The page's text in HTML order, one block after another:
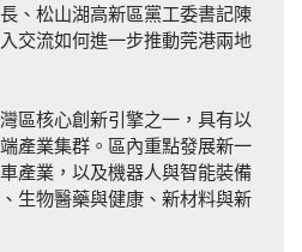
、松山湖高新區黨工委書記陳
交流如何進一步推動莞港兩地
區核心創新引擎之一，具有以
產業集群。區內重點發展新一
產業，以及機器人與智能裝備
生物醫藥與健康、新材料與新